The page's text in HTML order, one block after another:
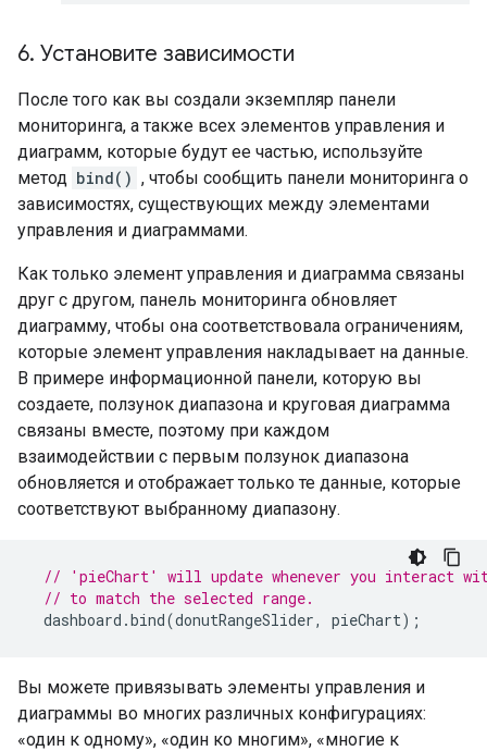
6. Установите зависимости
После того как вы создали экземпляр панели
мониторинга, а также всех элементов управления и
диаграмм, которые будут ее частью, используйте
метод bind() , чтобы сообщить панели мониторинга о
зависимостях, существующих между элементами
управления и диаграммами.
Как только элемент управления и диаграмма связаны
друг с другом, панель мониторинга обновляет
диаграмму, чтобы она соответствовала ограничениям,
которые элемент управления накладывает на данные.
В примере информационной панели, которую вы
создаете, ползунок диапазона и круговая диаграмма
связаны вместе, поэтому при каждом
взаимодействии с первым ползунок диапазона
обновляется и отображает только те данные, которые
соответствуют выбранному диапазону.
// 'pieChart' will update whenever you interact
// to match the selected range.
dashboard .bind(donutRangeSlider, pieChart);
Вы можете привязывать элементы управления и
диаграммы во многих различных конфигурациях:
«один к одному», «один ко многим», «многие к